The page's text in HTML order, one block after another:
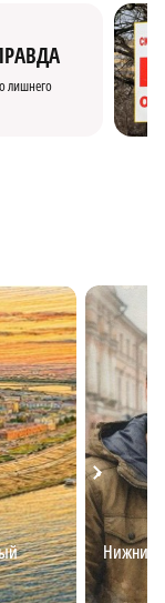
лишнего
Нижний